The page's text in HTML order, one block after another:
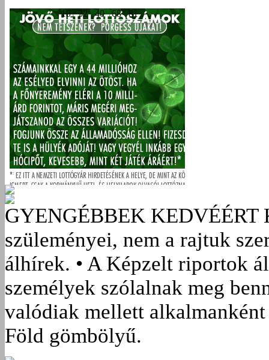
GYENGÉBBEK KEDVÉÉRT
szüleményei, nem a rajtuk
álhírek. • A Képzelt riportok
személyek szólalnak meg
valódiak mellett
Föld gömbölyű.